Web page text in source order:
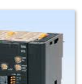
hoạt động của các
nghiệp cũng như
công nghệ hiện đại,
hồi nhanh chóng,
và độ an toàn cho